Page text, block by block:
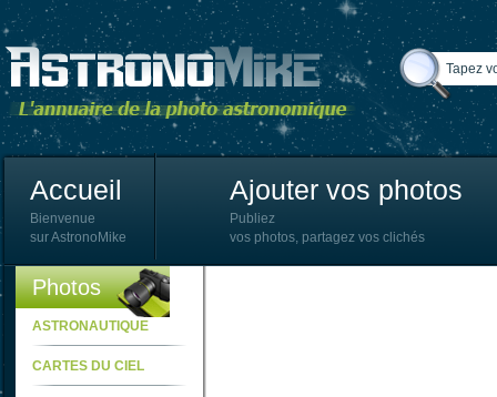
Accueil
Bienvenue
sur AstronoMike
Ajouter vos photos
Publiez
vos photos, partagez vos clichés
Photos
ASTRONAUTIQUE
CARTES DU CIEL